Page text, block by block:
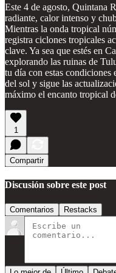
Este 4 de agosto, Quintana
radiante, calor intenso y
Mientras la onda tropical
registra ciclones tropicales
clave. Ya sea que estés en
explorando las ruinas de
tu día con estas condiciones
del sol y sigue las
máximo el encanto tropical
1
Compartir
Discusión sobre este post
Comentarios Restacks